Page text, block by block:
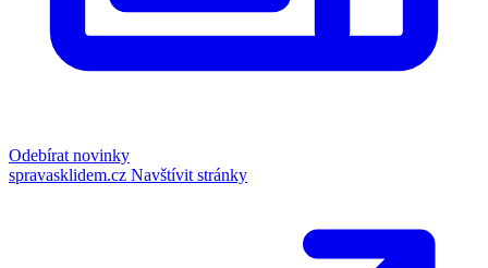
Odebírat novinky
spravasklidem.cz Navštívit stránky